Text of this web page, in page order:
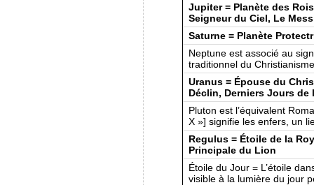
Jupiter = Planète des
Seigneur du Ciel, Le
Saturne = Planète
Neptune est associé au
traditionnel du Christianisme
Uranus = Épouse du
Déclin, Derniers Jours de
Pluton est l’équivalent
X »] signifie les enfers, un
Regulus = Étoile de la
Principale du Lion
Étoile du Jour = L’étoile
visible à la lumière du jour